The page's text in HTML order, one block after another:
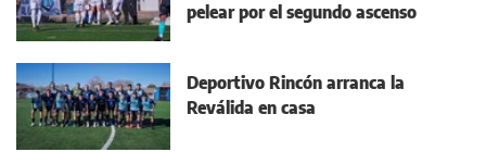
pelear por el segundo ascenso
Deportivo Rincón arranca la
Reválida en casa